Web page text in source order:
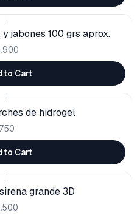
jabones 100 grs aprox.
to Cart
de hidrogel
to Cart
grande 3D